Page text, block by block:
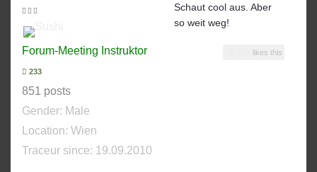
Forum-Meeting Instruktor
233
851 posts
Gender: Male
Location: Wien
Traceur since: 19.09.2010
Schaut cool aus. Aber
so weit weg!
likes this